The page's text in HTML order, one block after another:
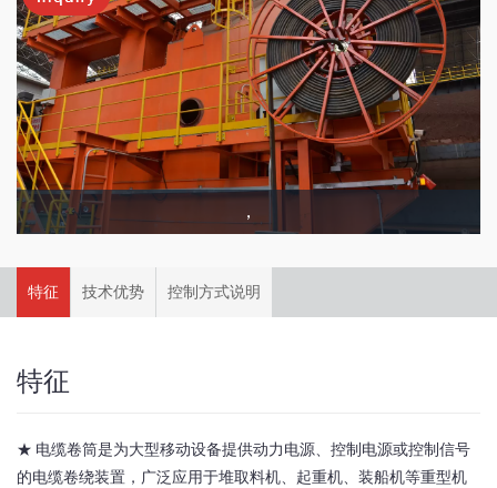
，
特征 技术优势 控制方式说明
特征
★ 电缆卷筒是为大型移动设备提供动力电源、控制电源或控制信号
的电缆卷绕装置，广泛应用于堆取料机、起重机、装船机等重型机